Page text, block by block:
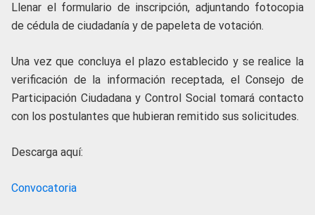
Llenar el formulario de inscripción, adjuntando fotocopia
de cédula de ciudadanía y de papeleta de votación.
Una vez que concluya el plazo establecido y se realice la
verificación de la información receptada, el Consejo de
Participación Ciudadana y Control Social tomará contacto
con los postulantes que hubieran remitido sus solicitudes.
Descarga aquí:
Convocatoria